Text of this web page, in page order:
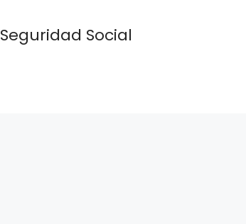
Seguridad Social